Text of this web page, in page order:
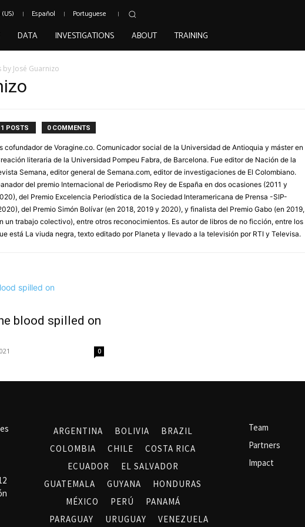
Español Portuguese
DATA INVESTIGATIONS ABOUT TRAINING
by José Guarnizo
1 POSTS 0 COMMENTS
cofundador de Voragine.co. Comunicador social de la Universidad de Antioquia y máster en
literaria de la Universidad Pompeu Fabra, de Barcelona. Fue editor de Nación de la
Semana, editor general de Semana.com, editor de investigaciones de El Colombiano.
del premio Internacional de Periodismo Rey de España en dos ocasiones (2011 y
del Premio Excelencia Periodística de la Sociedad Interamericana de Prensa -SIP-
del Premio Simón Bolívar (en 2018, 2019 y 2020), y finalista del Premio Gabo (en 2019,
un trabajo colectivo), entre otros reconocimientos. Es autor de libros de no ficción, entre los
está La viuda negra, texto editado por Planeta y llevado a la televisión por RTI y Televisa.
blood spilled on
0
ARGENTINA BOLIVIA
BRAZIL
COLOMBIA
CHILE
COSTA RICA
ECUADOR
EL SALVADOR
GUATEMALA
GUYANA
HONDURAS
MÉXICO
PERÚ
PANAMÁ
PARAGUAY
URUGUAY VENEZUELA
Team
Partners
Impact